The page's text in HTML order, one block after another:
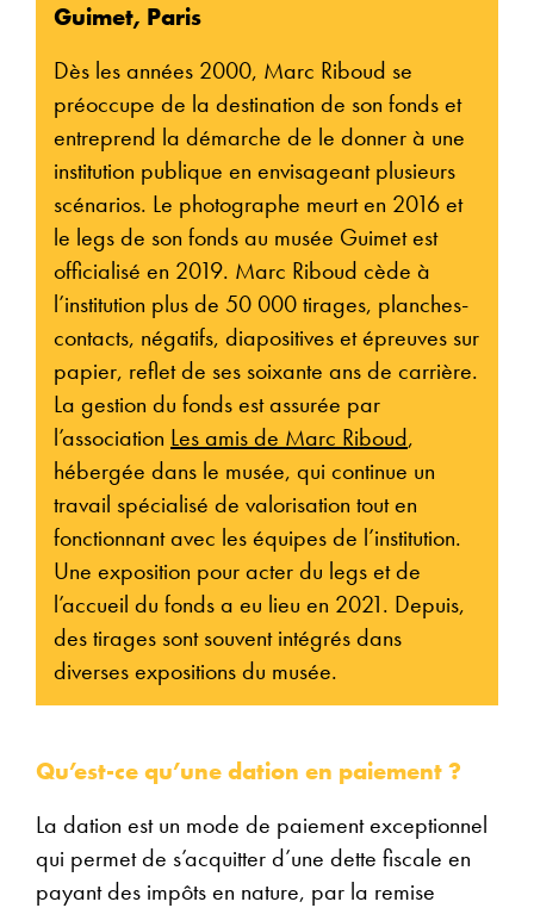
Guimet, Paris
Dès les années 2000, Marc Riboud se
préoccupe de la destination de son fonds et
entreprend la démarche de le donner à une
institution publique en envisageant plusieurs
scénarios. Le photographe meurt en 2016 et
le legs de son fonds au musée Guimet est
officialisé en 2019. Marc Riboud cède à
l’institution plus de 50 000 tirages, planches-
contacts, négatifs, diapositives et épreuves sur
papier, reflet de ses soixante ans de carrière.
La gestion du fonds est assurée par
l’association Les amis de Marc Riboud,
hébergée dans le musée, qui continue un
travail spécialisé de valorisation tout en
fonctionnant avec les équipes de l’institution.
Une exposition pour acter du legs et de
l’accueil du fonds a eu lieu en 2021. Depuis,
des tirages sont souvent intégrés dans
diverses expositions du musée.
Qu’est-ce qu’une dation en paiement ?
La dation est un mode de paiement exceptionnel
qui permet de s’acquitter d’une dette fiscale en
payant des impôts en nature, par la remise